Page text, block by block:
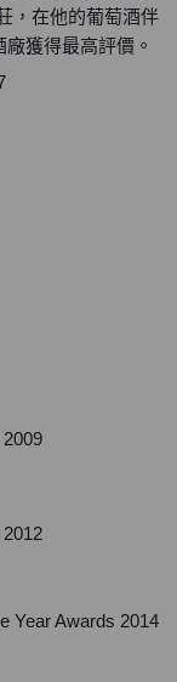
，在他的葡萄酒伴
獲得最高評價。
Year Awards 2014